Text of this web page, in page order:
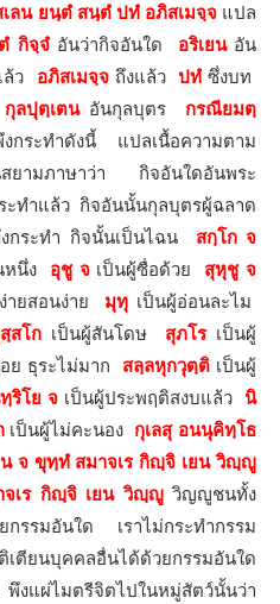
ลน ยนฺตํ สนฺตํ ปทํ อภิสเมจฺจแปล
กิจฺจํอันว่ากิจอันใด อริเยนอัน
ว อภิสเมจฺจถึงแล้ว ปทํซึ่งบท
กุลปุตฺเตนอันกุลบุตร กรณียมตฺ
กระทำดังนี้ แปลเนื้อความตาม
ยามภาษาว่า กิจอันใดอันพระ
ะทำแล้ว กิจอันนั้นกุลบุตรผู้ฉลาด
กระทำ กิจนั้นเป็นไฉน สกฺโก จ
หนึ่ง อุชู จเป็นผู้ซื่อด้วย สุหุชู จ
ายสอนง่าย มุทุ เป็นผู้อ่อนละไม
สโก เป็นผู้สันโดษ สุภโรเป็นผู้
ย ธุระไม่มาก สลฺลหุกวุตฺติ เป็นผู้
ริโย จ เป็นผู้ประพฤติสงบแล้ว นิ
เป็นผู้ไม่คะนอง กุเลสุ อนนุคิทฺโธ
น จ ขุทฺทํ สมาจเร กิญฺจิ เยน วิญฺญู
จเร กิญฺจิ เยน วิญฺญู วิญญูชนทั้ง
กรรมอันใด เราไม่กระทำกรรม
ตียนบุคคลอื่นได้ด้วยกรรมอันใด
พึงแผ่ไมตรีจิตไปในหมู่สัตว์นั้นว่า